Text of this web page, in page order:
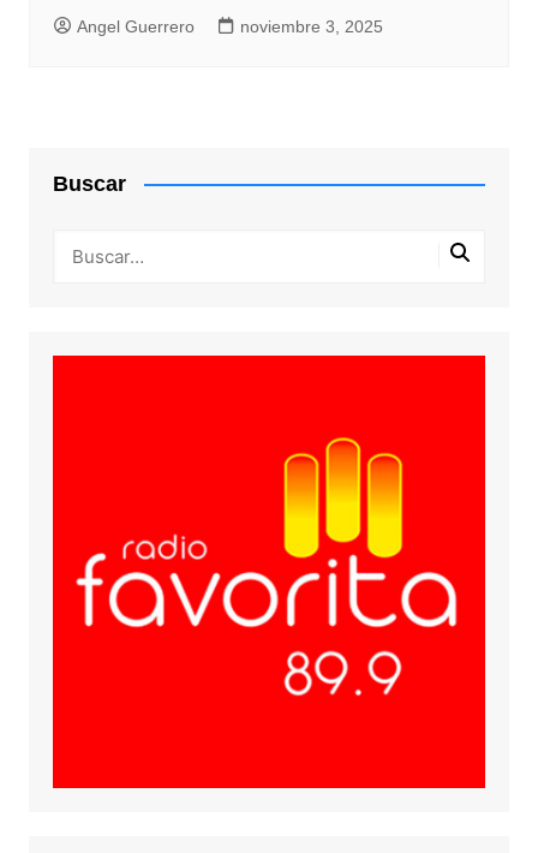
Angel Guerrero noviembre 3, 2025
Buscar